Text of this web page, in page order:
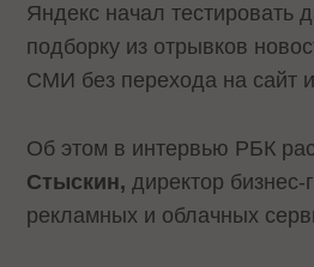
Яндекс начал тестировать
подборку из отрывков
СМИ без перехода на сайт
Об этом в интервью РБК
Стыскин, директор бизнес-
рекламных и облачных